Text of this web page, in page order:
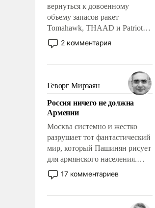
вернуться к довоенному
объему запасов ракет
Tomahawk, THAAD и Patriot
США потребуется более трех
лет. Даже небольшая война с
Сложившаяся ситуация
означает многолетний период
уязвимости США, например,
перед Китаем.
2 комментария
Геворг Мирзаян
Россия ничего не должна
Армении
Москва системно и жестко
разрушает тот фантастический
мир, который Пашинян рисует
для армянского населения.
Мир, где политические
прожекты будут безусловно
17 комментариев